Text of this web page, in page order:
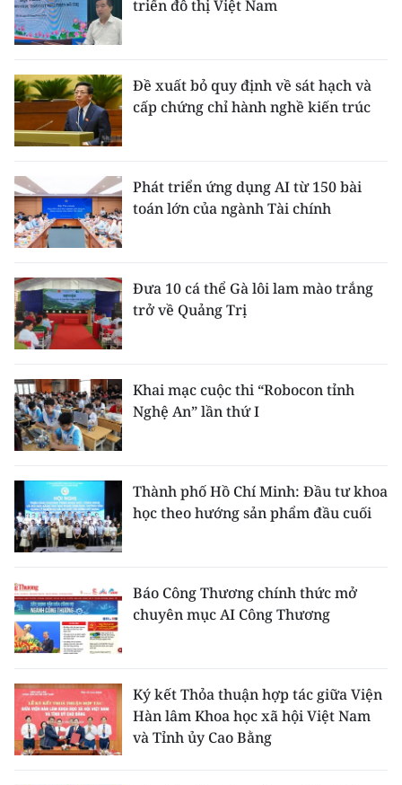
triển đô thị Việt Nam
Đề xuất bỏ quy định về sát hạch và
cấp chứng chỉ hành nghề kiến trúc
Phát triển ứng dụng AI từ 150 bài
toán lớn của ngành Tài chính
Đưa 10 cá thể Gà lôi lam mào trắng
trở về Quảng Trị
Khai mạc cuộc thi “Robocon tỉnh
Nghệ An” lần thứ I
Thành phố Hồ Chí Minh: Đầu tư khoa
học theo hướng sản phẩm đầu cuối
Báo Công Thương chính thức mở
chuyên mục AI Công Thương
Ký kết Thỏa thuận hợp tác giữa Viện
Hàn lâm Khoa học xã hội Việt Nam
và Tỉnh ủy Cao Bằng